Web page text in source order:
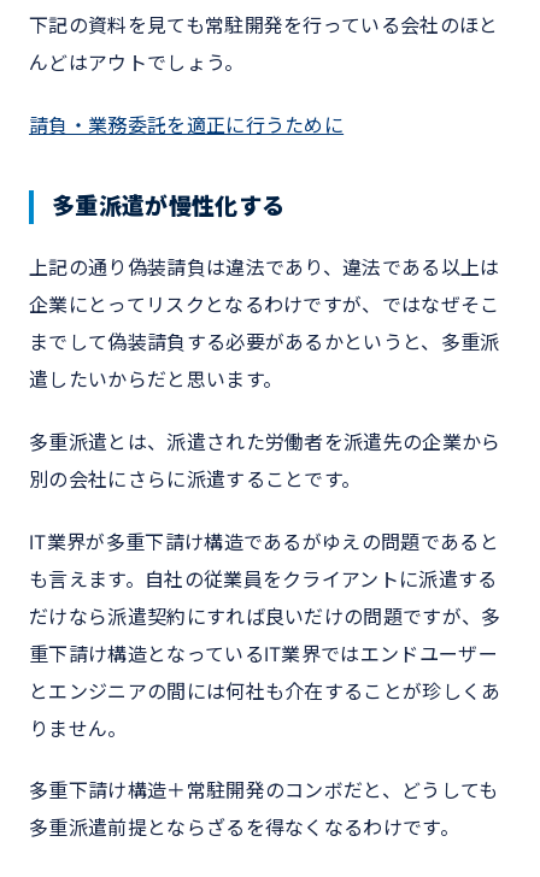
下記の資料を見ても常駐開発を行っている会社のほと
んどはアウトでしょう。
請負・業務委託を適正に行うために
多重派遣が慢性化する
上記の通り偽装請負は違法であり、違法である以上は
企業にとってリスクとなるわけですが、ではなぜそこ
までして偽装請負する必要があるかというと、多重派
遣したいからだと思います。
多重派遣とは、派遣された労働者を派遣先の企業から
別の会社にさらに派遣することです。
IT業界が多重下請け構造であるがゆえの問題であると
も言えます。自社の従業員をクライアントに派遣する
だけなら派遣契約にすれば良いだけの問題ですが、多
重下請け構造となっているIT業界ではエンドユーザー
とエンジニアの間には何社も介在することが珍しくあ
りません。
多重下請け構造＋常駐開発のコンボだと、どうしても
多重派遣前提とならざるを得なくなるわけです。